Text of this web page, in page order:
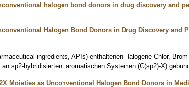
halogen bond donors in drug discovery and
Halogen Bond Donors in Drug Discovery and
ingredients, APIs) enthaltenen Halogene Chlor,
sp2-hybridisierten, aromatischen Systemen (C(sp2)-X)
Moieties as Unconventional Halogen Bond Donors in